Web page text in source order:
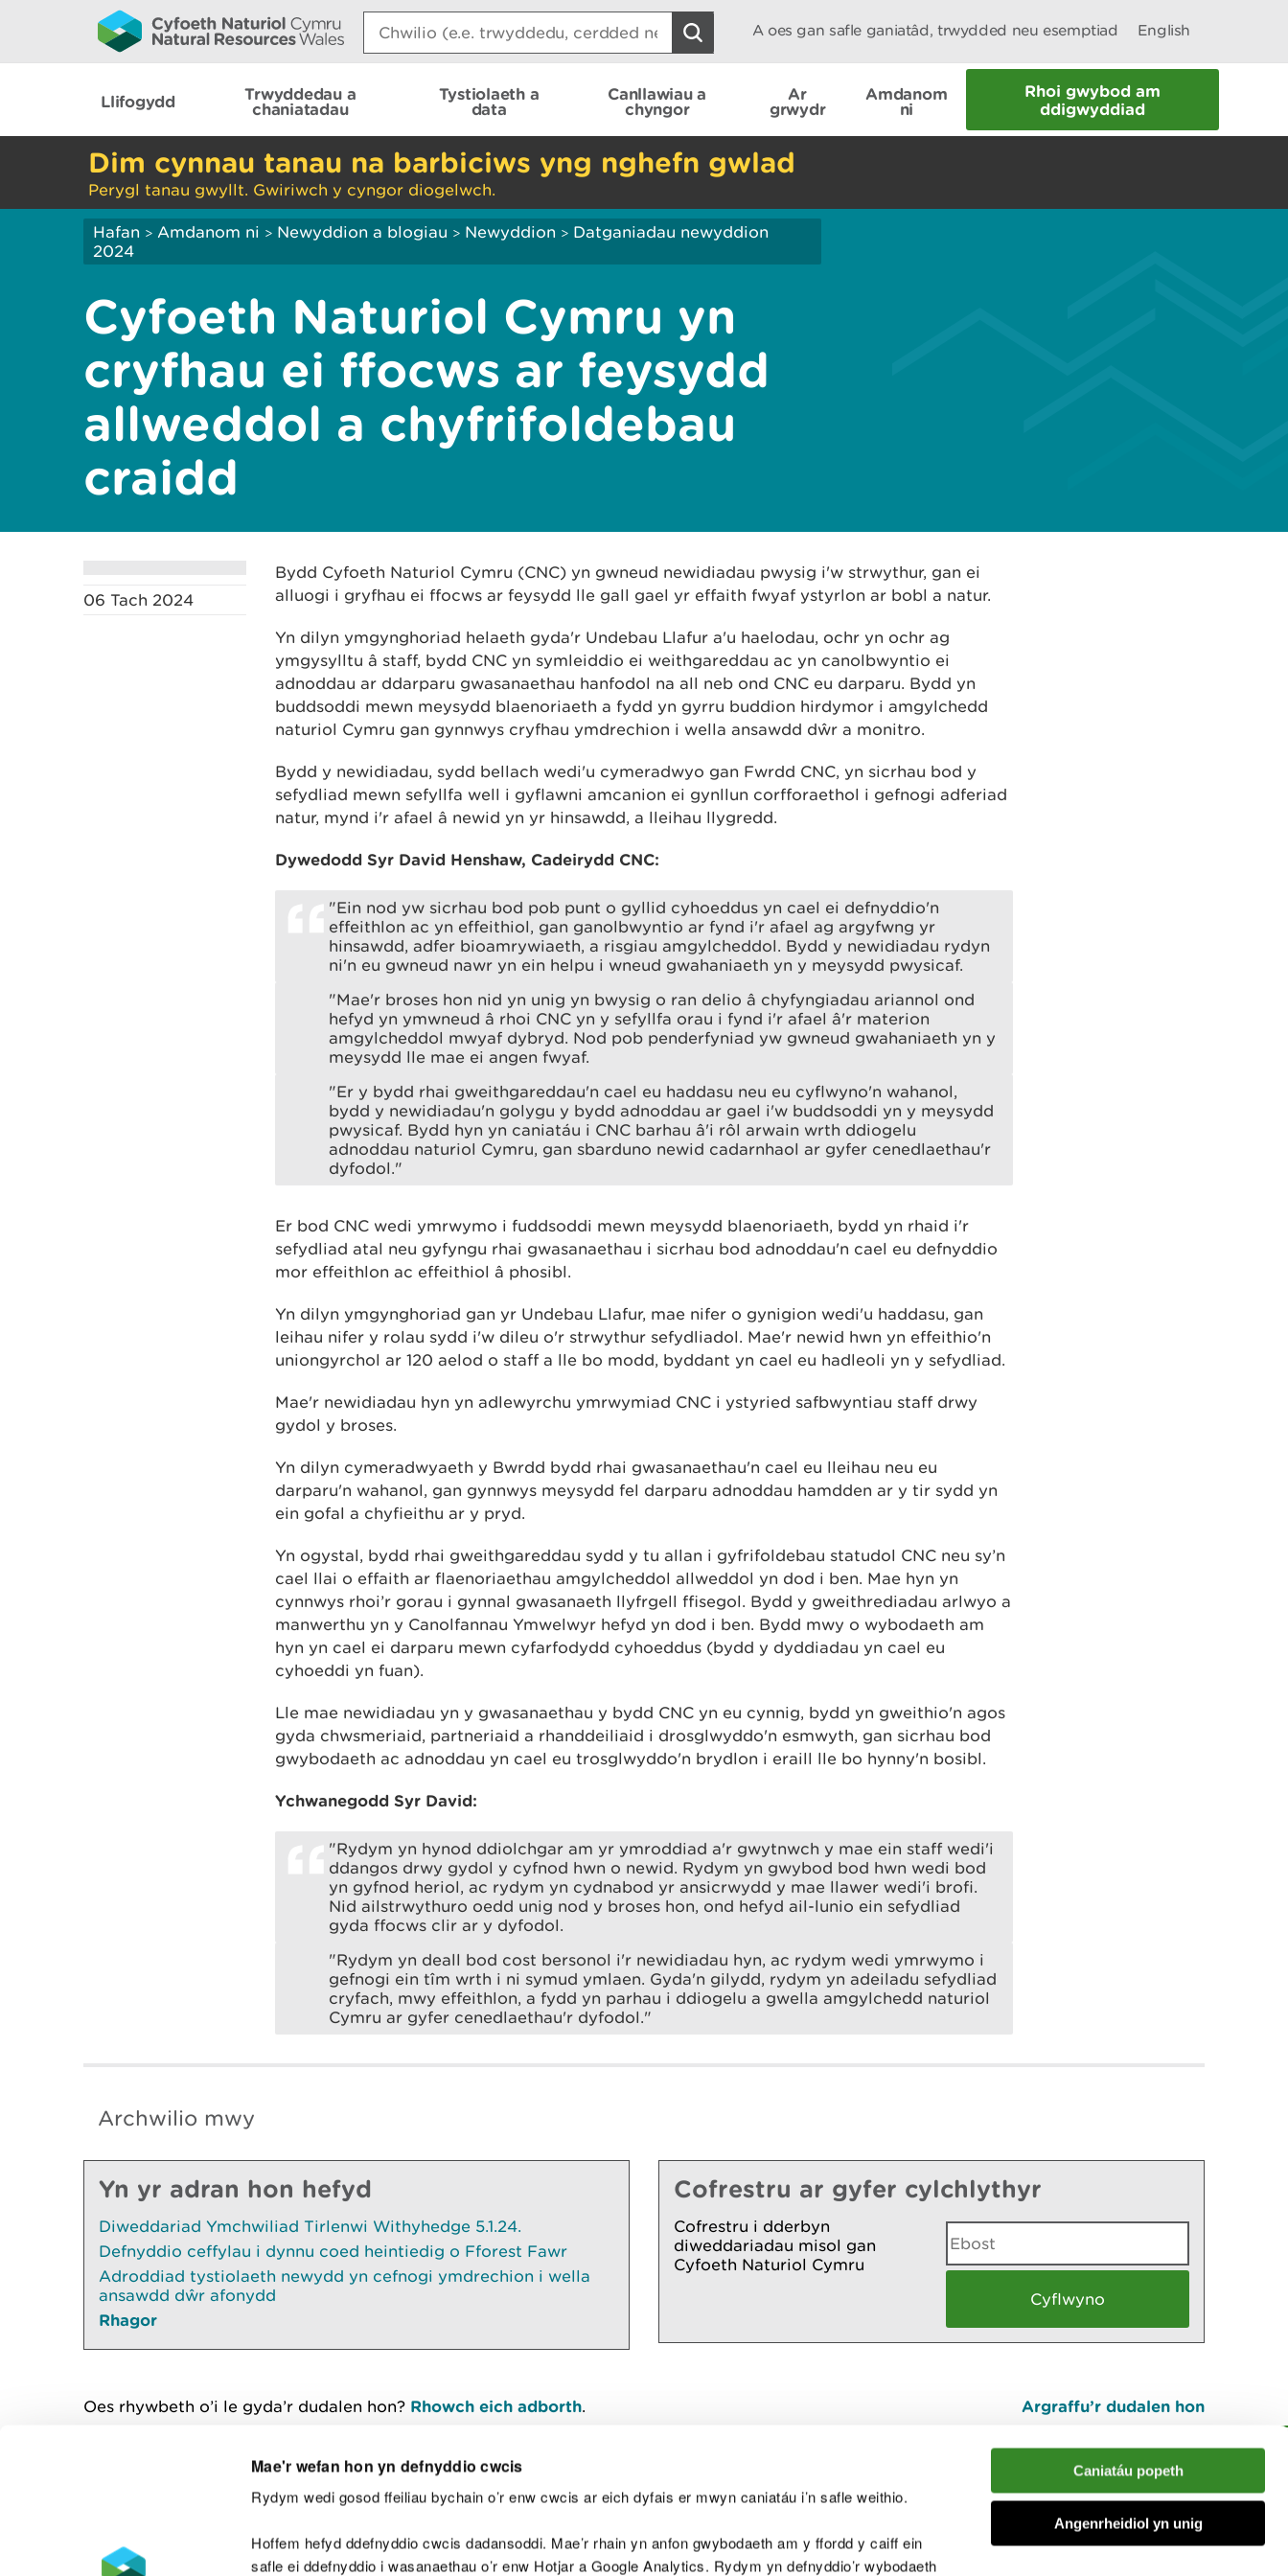
Mae'r wefan hon yn defnyddio cwcis
Rydym wedi gosod ffeiliau bychain o’r enw cwcis ar eich dyfais er mwyn caniatáu i’n safle weithio.
Hoffem hefyd ddefnyddio cwcis dadansoddi. Mae’r rhain yn anfon gwybodaeth am y ffordd y caiff ein
safle ei ddefnyddio i wasanaethau o’r enw Hotjar a Google Analytics. Rydym yn defnyddio’r wybodaeth
Caniatáu popeth
Angenrheidiol yn unig
Search:
A oes gan safle ganiatâd, trwydded neu esemptiad English
Llifogydd
Trwyddedau a
chaniatadau
Tystiolaeth a
data
Canllawiau a
chyngor
Ar
grwydr
Amdanom
ni
Rhoi gwybod am
ddigwyddiad
Dim cynnau tanau na barbiciws yng nghefn gwlad
Perygl tanau gwyllt. Gwiriwch y cyngor diogelwch.
Hafan > Amdanom ni > Newyddion a blogiau > Newyddion > Datganiadau newyddion
2024
Cyfoeth Naturiol Cymru yn
cryfhau ei ffocws ar feysydd
allweddol a chyfrifoldebau
craidd
06 Tach 2024
Bydd Cyfoeth Naturiol Cymru (CNC) yn gwneud newidiadau pwysig i'w strwythur, gan ei
alluogi i gryfhau ei ffocws ar feysydd lle gall gael yr effaith fwyaf ystyrlon ar bobl a natur.
Yn dilyn ymgynghoriad helaeth gyda'r Undebau Llafur a'u haelodau, ochr yn ochr ag
ymgysylltu â staff, bydd CNC yn symleiddio ei weithgareddau ac yn canolbwyntio ei
adnoddau ar ddarparu gwasanaethau hanfodol na all neb ond CNC eu darparu. Bydd yn
buddsoddi mewn meysydd blaenoriaeth a fydd yn gyrru buddion hirdymor i amgylchedd
naturiol Cymru gan gynnwys cryfhau ymdrechion i wella ansawdd dŵr a monitro.
Bydd y newidiadau, sydd bellach wedi'u cymeradwyo gan Fwrdd CNC, yn sicrhau bod y
sefydliad mewn sefyllfa well i gyflawni amcanion ei gynllun corfforaethol i gefnogi adferiad
natur, mynd i'r afael â newid yn yr hinsawdd, a lleihau llygredd.
Dywedodd Syr David Henshaw, Cadeirydd CNC:
"Ein nod yw sicrhau bod pob punt o gyllid cyhoeddus yn cael ei defnyddio'n
effeithlon ac yn effeithiol, gan ganolbwyntio ar fynd i'r afael ag argyfwng yr
hinsawdd, adfer bioamrywiaeth, a risgiau amgylcheddol. Bydd y newidiadau rydyn
ni'n eu gwneud nawr yn ein helpu i wneud gwahaniaeth yn y meysydd pwysicaf.
"Mae'r broses hon nid yn unig yn bwysig o ran delio â chyfyngiadau ariannol ond
hefyd yn ymwneud â rhoi CNC yn y sefyllfa orau i fynd i'r afael â'r materion
amgylcheddol mwyaf dybryd. Nod pob penderfyniad yw gwneud gwahaniaeth yn y
meysydd lle mae ei angen fwyaf.
"Er y bydd rhai gweithgareddau'n cael eu haddasu neu eu cyflwyno'n wahanol,
bydd y newidiadau'n golygu y bydd adnoddau ar gael i'w buddsoddi yn y meysydd
pwysicaf. Bydd hyn yn caniatáu i CNC barhau â'i rôl arwain wrth ddiogelu
adnoddau naturiol Cymru, gan sbarduno newid cadarnhaol ar gyfer cenedlaethau'r
dyfodol."
Er bod CNC wedi ymrwymo i fuddsoddi mewn meysydd blaenoriaeth, bydd yn rhaid i'r
sefydliad atal neu gyfyngu rhai gwasanaethau i sicrhau bod adnoddau'n cael eu defnyddio
mor effeithlon ac effeithiol â phosibl.
Yn dilyn ymgynghoriad gan yr Undebau Llafur, mae nifer o gynigion wedi'u haddasu, gan
leihau nifer y rolau sydd i'w dileu o'r strwythur sefydliadol. Mae'r newid hwn yn effeithio'n
uniongyrchol ar 120 aelod o staff a lle bo modd, byddant yn cael eu hadleoli yn y sefydliad.
Mae'r newidiadau hyn yn adlewyrchu ymrwymiad CNC i ystyried safbwyntiau staff drwy
gydol y broses.
Yn dilyn cymeradwyaeth y Bwrdd bydd rhai gwasanaethau'n cael eu lleihau neu eu
darparu'n wahanol, gan gynnwys meysydd fel darparu adnoddau hamdden ar y tir sydd yn
ein gofal a chyfieithu ar y pryd.
Yn ogystal, bydd rhai gweithgareddau sydd y tu allan i gyfrifoldebau statudol CNC neu sy’n
cael llai o effaith ar flaenoriaethau amgylcheddol allweddol yn dod i ben. Mae hyn yn
cynnwys rhoi’r gorau i gynnal gwasanaeth llyfrgell ffisegol. Bydd y gweithrediadau arlwyo a
manwerthu yn y Canolfannau Ymwelwyr hefyd yn dod i ben. Bydd mwy o wybodaeth am
hyn yn cael ei darparu mewn cyfarfodydd cyhoeddus (bydd y dyddiadau yn cael eu
cyhoeddi yn fuan).
Lle mae newidiadau yn y gwasanaethau y bydd CNC yn eu cynnig, bydd yn gweithio'n agos
gyda chwsmeriaid, partneriaid a rhanddeiliaid i drosglwyddo'n esmwyth, gan sicrhau bod
gwybodaeth ac adnoddau yn cael eu trosglwyddo'n brydlon i eraill lle bo hynny'n bosibl.
Ychwanegodd Syr David:
"Rydym yn hynod ddiolchgar am yr ymroddiad a'r gwytnwch y mae ein staff wedi'i
ddangos drwy gydol y cyfnod hwn o newid. Rydym yn gwybod bod hwn wedi bod
yn gyfnod heriol, ac rydym yn cydnabod yr ansicrwydd y mae llawer wedi'i brofi.
Nid ailstrwythuro oedd unig nod y broses hon, ond hefyd ail-lunio ein sefydliad
gyda ffocws clir ar y dyfodol.
"Rydym yn deall bod cost bersonol i'r newidiadau hyn, ac rydym wedi ymrwymo i
gefnogi ein tîm wrth i ni symud ymlaen. Gyda'n gilydd, rydym yn adeiladu sefydliad
cryfach, mwy effeithlon, a fydd yn parhau i ddiogelu a gwella amgylchedd naturiol
Cymru ar gyfer cenedlaethau'r dyfodol."
Archwilio mwy
Yn yr adran hon hefyd
Diweddariad Ymchwiliad Tirlenwi Withyhedge 5.1.24.
Defnyddio ceffylau i dynnu coed heintiedig o Fforest Fawr
Adroddiad tystiolaeth newydd yn cefnogi ymdrechion i wella
ansawdd dŵr afonydd
Rhagor
Cofrestru ar gyfer cylchlythyr
Cofrestru i dderbyn
diweddariadau misol gan
Cyfoeth Naturiol Cymru
Oes rhywbeth o’i le gyda’r dudalen hon? Rhowch eich adborth. Argraffu’r dudalen hon
I fyny